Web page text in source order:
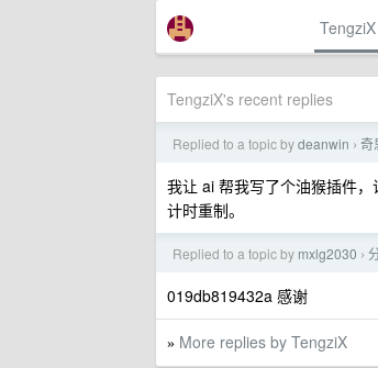
TengziX
TengziX's recent replies
Replied to a topic bydeanwin › 奇
我让 ai 帮我写了个油猴插件
计时重制。
Replied to a topic by mxlg2030 ›
019db819432a 感谢
» More replies by TengziX